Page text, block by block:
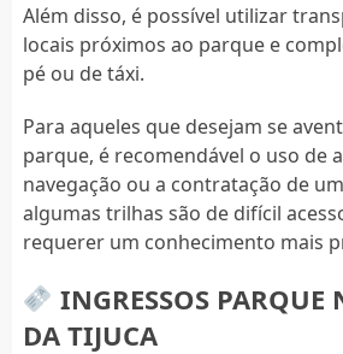
Além disso, é possível utilizar
locais próximos ao parque e
pé ou de táxi.
Para aqueles que desejam se
parque, é recomendável o uso de
navegação ou a contratação de
algumas trilhas são de difícil
requerer um conhecimento mais
INGRESSOS
DA TIJUCA